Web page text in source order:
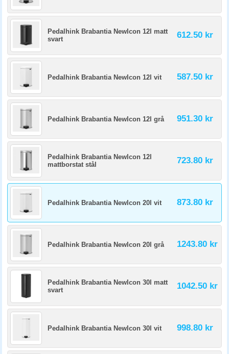
Pedalhink Brabantia NewIcon 12l matt
svart
612.50 kr
Pedalhink Brabantia NewIcon 12l vit 587.50 kr
Pedalhink Brabantia NewIcon 12l grå 951.30 kr
Pedalhink Brabantia NewIcon 12l
mattborstat stål
723.80 kr
Pedalhink Brabantia NewIcon 20l vit 873.80 kr
Pedalhink Brabantia NewIcon 20l grå 1243.80 kr
Pedalhink Brabantia NewIcon 30l matt
svart
1042.50 kr
Pedalhink Brabantia NewIcon 30l vit 998.80 kr